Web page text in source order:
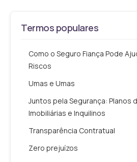
Termos populares
Como o Seguro Fiança Pode
Riscos
Umas e Umas
Juntos pela Segurança: Planos
Imobiliárias e Inquilinos
Transparência Contratual
Zero prejuízos